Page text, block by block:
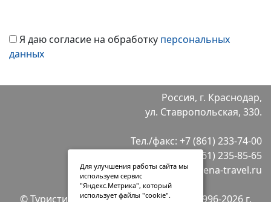
Я даю согласие на обработку персональных
данных
Россия, г. Краснодар,
ул. Ставропольская, 330.
Тел./факс: +7 (861) 233-74-00
+7 (861) 235-85-65
E-mail:info@selena-travel.ru
© Туристическая компания "Селена" 1996-2026 г.
Для улучшения работы сайта мы
используем сервис
"Яндекс.Метрика", который
использует файлы "cookie".